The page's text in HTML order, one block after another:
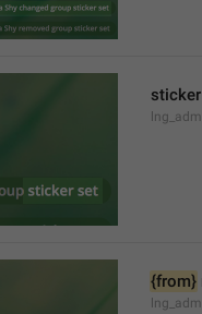
{from}